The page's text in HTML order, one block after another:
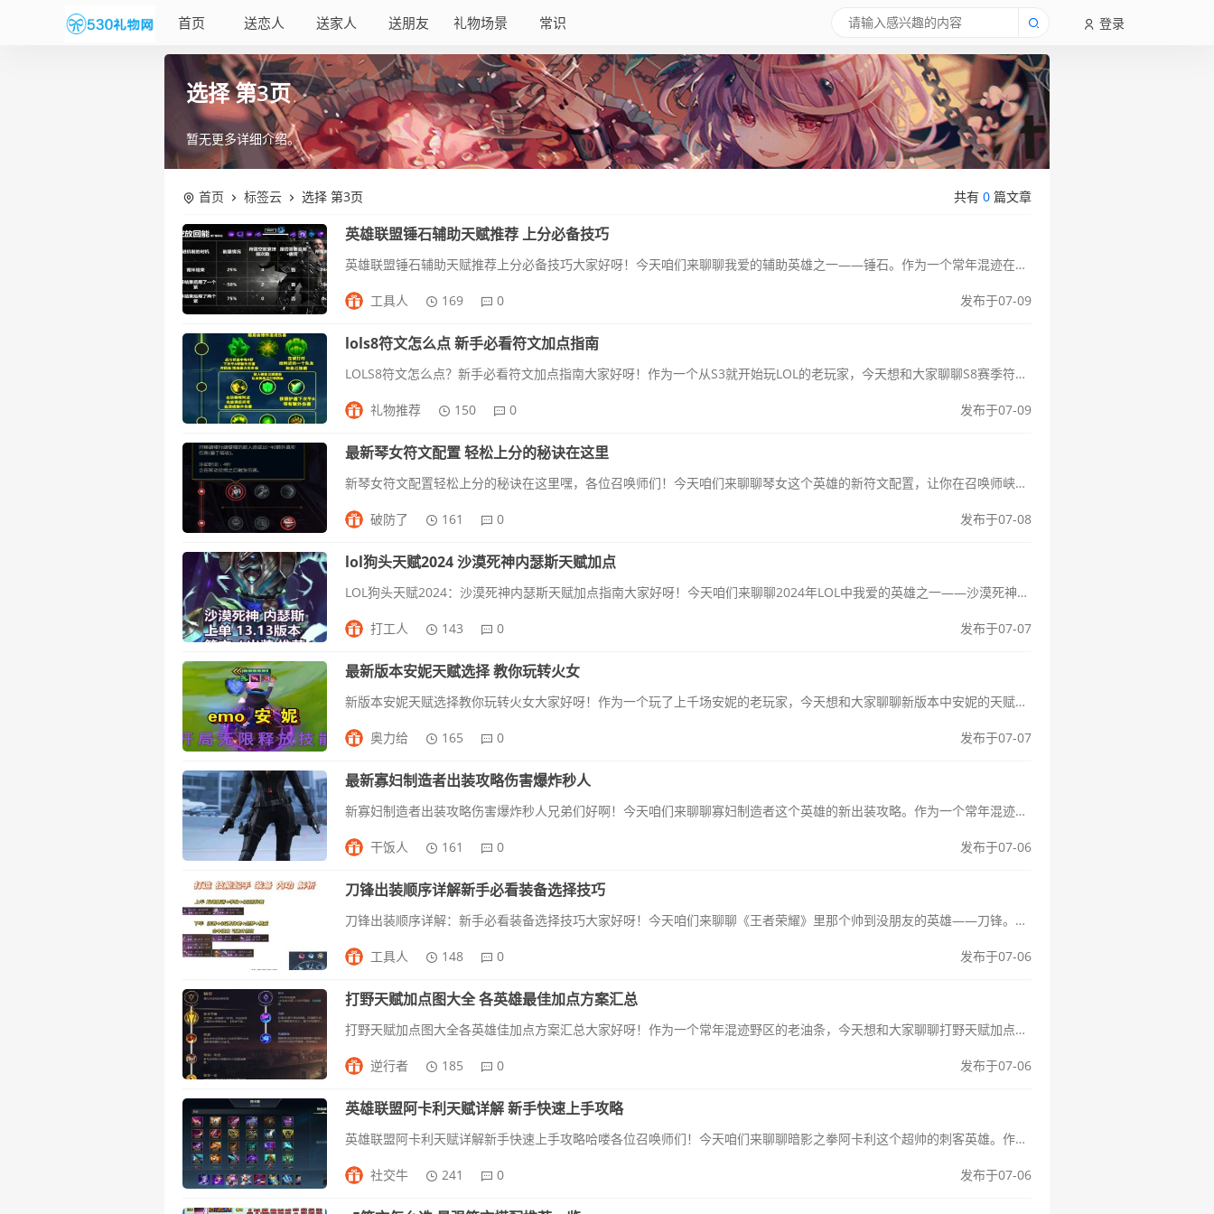
首页 送恋人 送家人 送朋友 礼物场景 常识 登录
选择 第3页
暂无更多详细介绍。
首页 标签云 选择 第3页 共有 0 篇文章
英雄联盟锤石辅助天赋推荐 上分必备技巧
英雄联盟锤石辅助天赋推荐上分必备技巧大家好呀！今天咱们来聊聊我爱的辅助英雄之一——锤石。作为一个常年混迹在下路的辅助玩家，我觉得锤石是那种能让你玩得开心又能carry队友的英雄。不过呢，想要玩好锤石，天赋的...
工具人 169 0 发布于07-09
lols8符文怎么点 新手必看符文加点指南
LOLS8符文怎么点？新手必看符文加点指南大家好呀！作为一个从S3就开始玩LOL的老玩家，今天想和大家聊聊S8赛季符文系统改版后的加点说实话，刚改版那会儿我也是一脸懵逼，完全搞不懂这些新符文是啥意思。不过经...
礼物推荐 150 0 发布于07-09
最新琴女符文配置 轻松上分的秘诀在这里
新琴女符文配置轻松上分的秘诀在这里嘿，各位召唤师们！今天咱们来聊聊琴女这个英雄的新符文配置，让你在召唤师峡谷里轻松上分不是梦。作为一个常年混迹在辅助位的玩家，我对琴女可是情有独钟，今天就和大家分享一下我的心...
破防了 161 0 发布于07-08
lol狗头天赋2024 沙漠死神内瑟斯天赋加点
LOL狗头天赋2024：沙漠死神内瑟斯天赋加点指南大家好呀！今天咱们来聊聊2024年LOL中我爱的英雄之一——沙漠死神内瑟斯，也就是大家常说的"狗头"。作为一个玩了上千场狗头的忠实粉丝，我总结了一套在当前版本...
打工人 143 0 发布于07-07
最新版本安妮天赋选择 教你玩转火女
新版本安妮天赋选择教你玩转火女大家好呀！作为一个玩了上千场安妮的老玩家，今天想和大家聊聊新版本中安妮的天赋选择。说实话，每次版本更新我都会时间研究安妮的改动，毕竟这可是我的本命英雄呢！为什么选择安妮？首...
奥力给 165 0 发布于07-07
最新寡妇制造者出装攻略伤害爆炸秒人
新寡妇制造者出装攻略伤害爆炸秒人兄弟们好啊！今天咱们来聊聊寡妇制造者这个英雄的新出装攻略。作为一个常年混迹在峡谷的老玩家，我对寡妇这个英雄可是情有独钟。她那种神出鬼没、秒人于无形的感觉，简直不要太爽！今天我就...
干饭人 161 0 发布于07-06
刀锋出装顺序详解新手必看装备选择技巧
刀锋出装顺序详解：新手必看装备选择技巧大家好呀！今天咱们来聊聊《王者荣耀》里那个帅到没朋友的英雄——刀锋。作为一个曾经被刀锋虐得体无完肤，后来慢慢摸索出点门道的老玩家，我想分享一下关于刀锋出装的一些心得。别担...
工具人 148 0 发布于07-06
打野天赋加点图大全 各英雄最佳加点方案汇总
打野天赋加点图大全各英雄佳加点方案汇总大家好呀！作为一个常年混迹野区的老油条，今天想和大家聊聊打野天赋加点那些事儿。说实话，我刚玩打野那会儿，天赋加点可真是让我头疼，每次进游戏前都要纠结半天。后来慢慢摸索出...
逆行者 185 0 发布于07-06
英雄联盟阿卡利天赋详解 新手快速上手攻略
英雄联盟阿卡利天赋详解新手快速上手攻略哈喽各位召唤师们！今天咱们来聊聊暗影之拳阿卡利这个超帅的刺客英雄。作为一个从S3就开始玩阿卡利的老玩家，我可太了解这个英雄的魅力了。虽然她经历过几次重做，但那种秒杀后排...
社交牛 241 0 发布于07-06